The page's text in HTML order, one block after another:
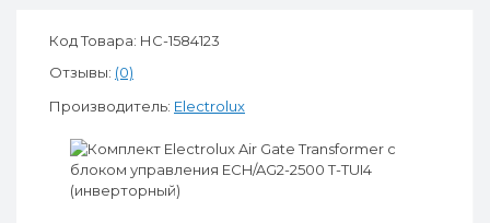
Код Товара: НС-1584123
Отзывы: (0)
Производитель: Electrolux